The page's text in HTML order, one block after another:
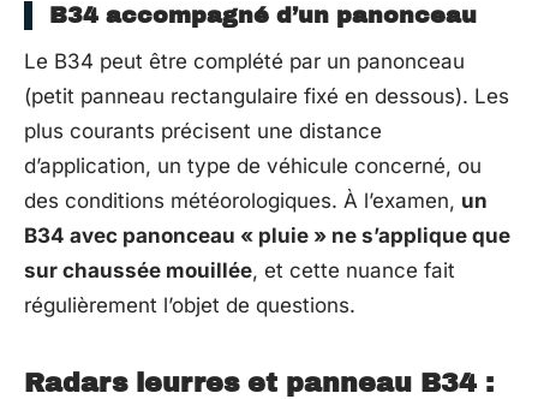
B34 accompagné d’un panonceau
Le B34 peut être complété par un panonceau
(petit panneau rectangulaire fixé en dessous). Les
plus courants précisent une distance
d’application, un type de véhicule concerné, ou
des conditions météorologiques. À l’examen, un
B34 avec panonceau « pluie » ne s’applique que
sur chaussée mouillée, et cette nuance fait
régulièrement l’objet de questions.
Radars leurres et panneau B34 :